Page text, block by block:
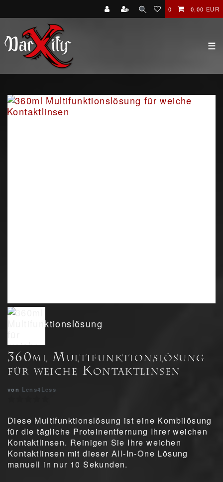
0 0,00 EUR
☰
360ml Multifunktionslösung
für weiche Kontaktlinsen
von Lens4Less
Diese Multifunktionslösung ist eine Kombilösung
für die tägliche Proteinentfernung Ihrer weichen
Kontaktlinsen. Reinigen Sie Ihre weichen
Kontaktlinsen mit dieser All-In-One Lösung
manuell in nur 10 Sekunden.